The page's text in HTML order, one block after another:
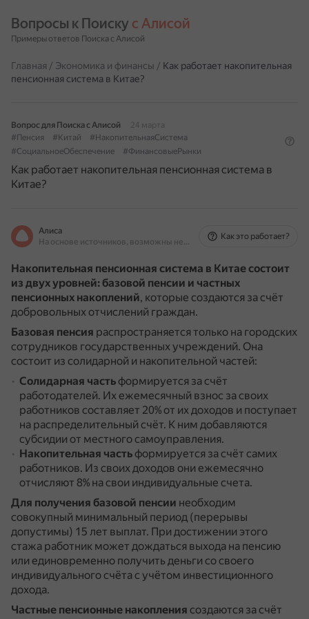
Вопросы к Поиску с Алисой
Примеры ответов Поиска с Алисой
Главная / Экономика и финансы / Как работает накопительная
пенсионная система в Китае?
Вопрос для Поиска с Алисой
24 марта
#Пенсия
#Китай
#НакопительнаяСистема
#СоциальноеОбеспечение
#ФинансовыеРынки
Как работает накопительная пенсионная система в
Китае?
Алиса
На основе источников, возможны неточности
Как это работает?
Накопительная пенсионная система в Китае состоит
из двух уровней: базовой пенсии и частных
пенсионных накоплений, которые создаются за счёт
добровольных отчислений граждан.
Базовая пенсия распространяется только на городских
сотрудников государственных учреждений. Она
состоит из солидарной и накопительной частей:
Солидарная частьформируется за счёт
работодателей. Их ежемесячный взнос за своих
работников составляет 20% от их доходов и поступает
на распределительный счёт. К ним добавляются
субсидии от местного самоуправления.
Накопительная частьформируется за счёт самих
работников. Из своих доходов они ежемесячно
отчисляют 8% на свои индивидуальные счета.
Для получения базовой пенсии необходим
совокупный минимальный период (перерывы
допустимы) 15 лет выплат. При достижении этого
стажа работник может дождаться выхода на пенсию
или единовременно получить деньги со своего
индивидуального счёта с учётом инвестиционного
дохода.
Частные пенсионные накопления создаются за счёт